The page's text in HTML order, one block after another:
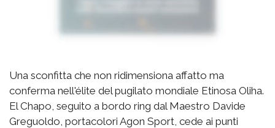
Una sconfitta che non ridimensiona affatto ma
conferma nell'élite del pugilato mondiale Etinosa Oliha.
El Chapo, seguito a bordo ring dal Maestro Davide
Greguoldo, portacolori Agon Sport, cede ai punti